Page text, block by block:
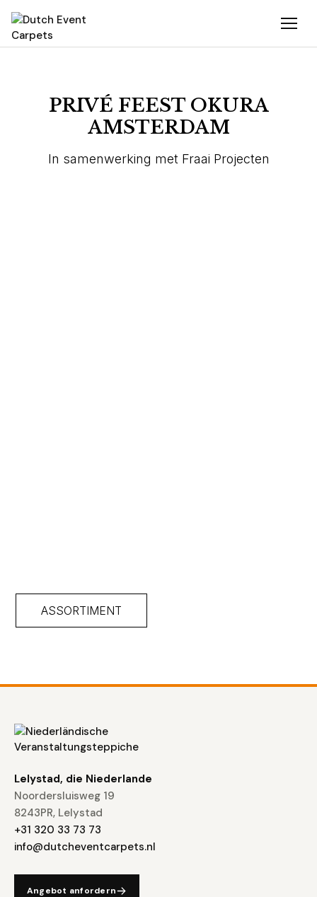
PRIVÉ FEEST OKURA
AMSTERDAM
In samenwerking met Fraai Projecten
ASSORTIMENT
Lelystad, die Niederlande
Noordersluisweg 19
8243PR, Lelystad
+31 320 33 73 73
info@dutcheventcarpets.nl
Angebot anfordern